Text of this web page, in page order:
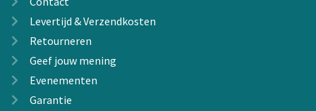
Levertijd & Verzendkosten
Retourneren
Geef jouw mening
Evenementen
Garantie